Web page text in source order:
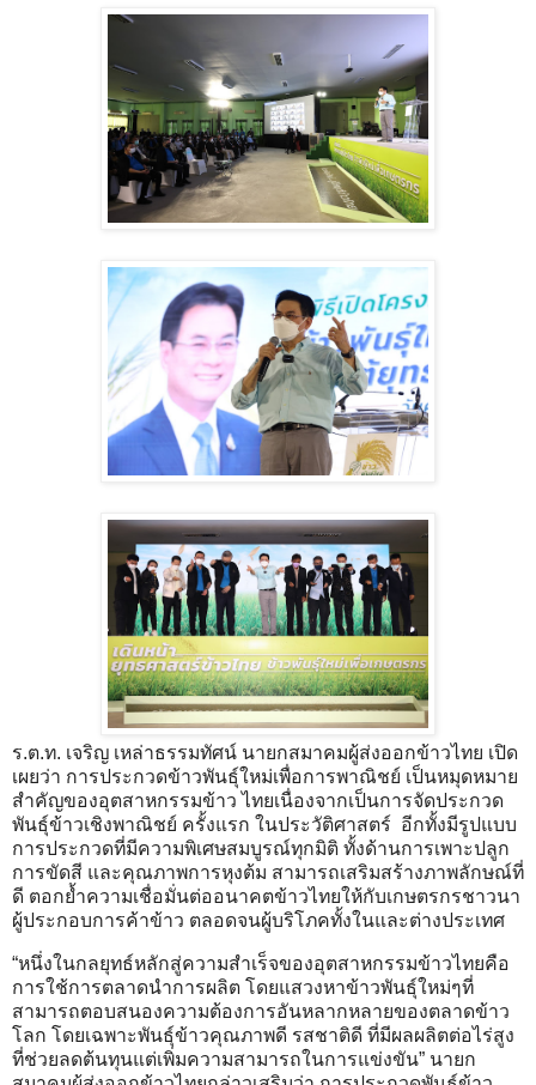
ร.ต.ท. เจริญ เหล่าธรรมทัศน์ นายกสมาคมผู้ส่งออกข้าวไทย เปิด
เผยว่า การประกวดข้าวพันธุ์ใหม่เพื่อการพาณิชย์ เป็นหมุดหมาย
สำคัญของอุตสาหกรรมข้าว ไทยเนื่องจากเป็นการจัดประกวด
พันธุ์ข้าวเชิงพาณิชย์ ครั้งแรก ในประวัติศาสตร์ อีกทั้งมีรูปแบบ
การประกวดที่มีความพิเศษสมบูรณ์ทุกมิติ ทั้งด้านการเพาะปลูก
การขัดสี และคุณภาพการหุงต้ม สามารถเสริมสร้างภาพลักษณ์ที่
ดี ตอกย้ำความเชื่อมั่นต่ออนาคตข้าวไทยให้กับเกษตรกรชาวนา
ผู้ประกอบการค้าข้าว ตลอดจนผู้บริโภคทั้งในและต่างประเทศ
“หนึ่งในกลยุทธ์หลักสู่ความสำเร็จของอุตสาหกรรมข้าวไทยคือ
การใช้การตลาดนำการผลิต โดยแสวงหาข้าวพันธุ์ใหม่ๆที่
สามารถตอบสนองความต้องการอันหลากหลายของตลาดข้าว
โลก โดยเฉพาะพันธุ์ข้าวคุณภาพดี รสชาติดี ที่มีผลผลิตต่อไร่สูง
ที่ช่วยลดต้นทุนแต่เพิ่มความสามารถในการแข่งขัน” นายก